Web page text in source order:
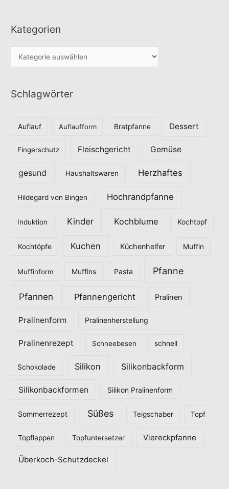
Kategorien
a
e
Schlagwörter
Auflauf Auflaufform Bratpfanne Dessert
Fingerschutz Fleischgericht Gemüse
gesund Haushaltswaren Herzhaftes
Hildegard von Bingen Hochrandpfanne
Induktion Kinder Kochblume Kochtopf
Kochtöpfe Kuchen Küchenhelfer Muffin
Muffinform Muffins Pasta Pfanne
Pfannen Pfannengericht Pralinen
Pralinenform Pralinenherstellung
Pralinenrezept Schneebesen schnell
Schokolade Silikon Silikonbackform
Silikonbackformen Silikon Pralinenform
Sommerrezept Süßes Teigschaber Topf
Topflappen Topfuntersetzer Viereckpfanne
Überkoch-Schutzdeckel